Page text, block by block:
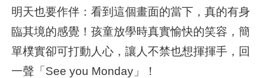
明天也要作伴：看到這個畫面的當下，真的有身
臨其境的感覺！孩童放學時真實愉快的笑容，簡
單樸實卻可打動人心，讓人不禁也想揮揮手，回
一聲「See you Monday」！